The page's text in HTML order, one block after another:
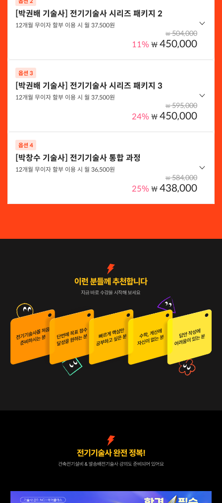
옵션 구성
1. 전자기학
5. 송전공학
6. 이상전압과 피뢰기
7. 개폐장치
[박권배 기술사] 전기기술사 시리즈 패키지 2
12개월 무이자 할부 이용 시 월 37,500원
₩504,000
11% ₩450,000
옵션 구성
10. 변류기
14. 분산전원
15. 전력품질
옵션 선택하기
옵션 3
[박권배 기술사] 전기기술사 시리즈 패키지 3
12개월 무이자 할부 이용 시 월 37,500원
₩595,000
24% ₩450,000
옵션 구성
1. 변압기
7. 보호계전기
옵션 선택하기
옵션 4
[박창수 기술사] 전기기술사 통합 과정
12개월 무이자 할부 이용 시 월 36,500원
₩584,000
25% ₩438,000
7. 수변전 배전설비
8. 수변전설비 일반
9. 차단기 모선
10. 전력용 콘덴서
11. 지중전선로
12. 전력품질 비상전원 방재방폭
15. 에너지절약 수요관리 환경 감리